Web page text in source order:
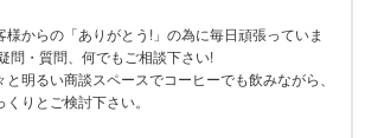
様からの「ありがとう!」の為に毎日頑張っていま
問・質問、何でもご相談下さい!
と明るい商談スペースでコーヒーでも飲みながら、
くりとご検討下さい。